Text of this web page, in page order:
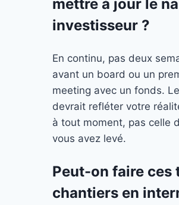
mettre à jour le
investisseur ?
En continu, pas deux
avant un board ou un
meeting avec un fonds.
devrait refléter votre
à tout moment, pas celle
vous avez levé.
Peut-on faire ces
chantiers en